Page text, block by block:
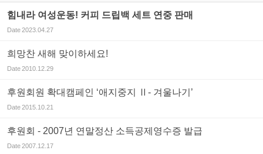
힘내라 여성운동! 커피 드립백 세트 연중 판매
Date2023.04.27
희망찬 새해 맞이하세요!
Date2010.12.29
후원회원 확대캠페인 ‘애지중지 Ⅱ- 겨울나기’
Date2015.10.21
후원회 - 2007년 연말정산 소득공제영수증 발급
Date2007.12.17